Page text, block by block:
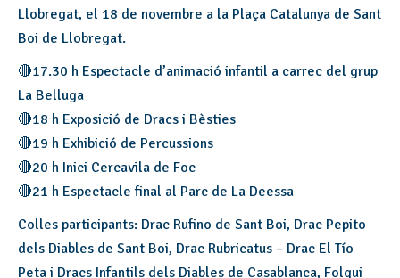
Llobregat, el 18 de novembre a la Plaça Catalunya de Sant
Boi de Llobregat.
🔴17.30 h Espectacle d’animació infantil a carrec del grup
La Belluga
🔴18 h Exposició de Dracs i Bèsties
🔴19 h Exhibició de Percussions
🔴20 h Inici Cercavila de Foc
🔴21 h Espectacle final al Parc de La Deessa
Colles participants: Drac Rufino de Sant Boi, Drac Pepito
dels Diables de Sant Boi, Drac Rubricatus – Drac El Tío
Peta i Dracs Infantils dels Diables de Casablanca, Folqui